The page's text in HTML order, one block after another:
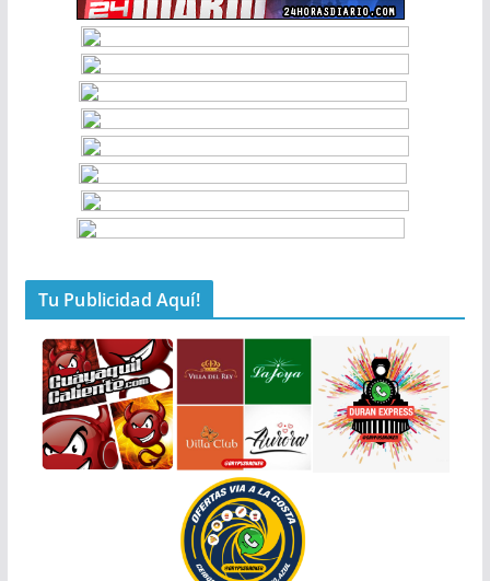
Tu Publicidad Aquí!